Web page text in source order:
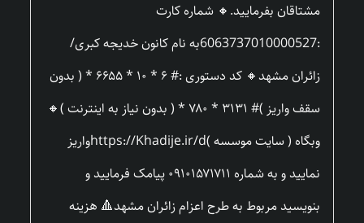
مشتاقان بفرمایید.🔸 شماره کارت
:6063737010000527به نام کانون خدیجه کبری/
زائران مشهد🔸 کد دستوری :# ۶ * ۱۰ * ۶۶۵۵ * ( بدون
سقف واریز )# ۳۱۳۱ * ۷۸۰ * ( بدون نیاز به اینترنت )🔸
وبگاه ( سایت موسسه )https://Khadije.ir/dواریز
نمایید و به شماره ۰۹۱۰۱۵۷۱۷۱۱ پیامک فرمایید و
بنویسید مربوط به طرح اعزام زائران مشهد🔺 هزینه